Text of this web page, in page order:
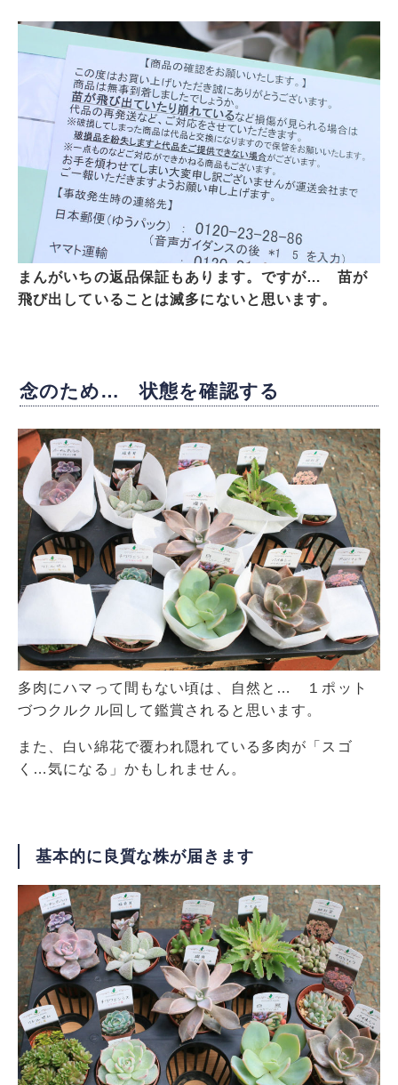
まんがいちの返品保証もあります。ですが… 苗が
飛び出していることは滅多にないと思います。
念のため… 状態を確認する
多肉にハマって間もない頃は、自然と… １ポット
づつクルクル回して鑑賞されると思います。
また、白い綿花で覆われ隠れている多肉が「スゴ
く…気になる」かもしれません。
基本的に良質な株が届きます